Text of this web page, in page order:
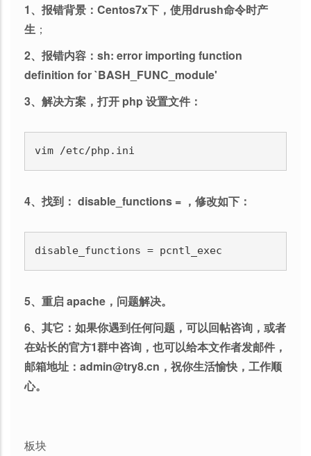
1、报错背景：Centos7x下，使用drush命令时产
生 ；
2、报错内容：sh: error importing function
definition for `BASH_FUNC_module'
3、解决方案，打开 php 设置文件：
vim /etc/php.ini
4、找到： disable_functions = ，修改如下：
disable_functions = pcntl_exec
5、重启 apache，问题解决。
6、其它：如果你遇到任何问题，可以回帖咨询，或者
在站长的官方1群中咨询，也可以给本文作者发邮件，
邮箱地址：admin@try8.cn，祝你生活愉快，工作顺
心。
板块